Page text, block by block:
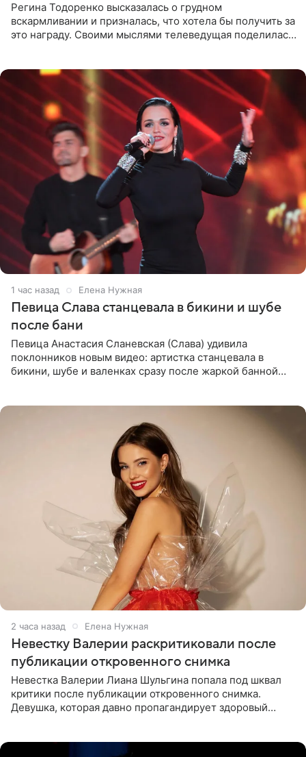
Регина Тодоренко высказалась о грудном
вскармливании и призналась, что хотела бы получить за
это награду. Своими мыслями телеведущая поделилась
1 час назад Елена Нужная
Певица Слава станцевала в бикини и шубе
после бани
Певица Анастасия Сланевская (Слава) удивила
поклонников новым видео: артистка станцевала в
бикини, шубе и валенках сразу после жаркой банной
2 часа назад Елена Нужная
Невестку Валерии раскритиковали после
публикации откровенного снимка
Невестка Валерии Лиана Шульгина попала под шквал
критики после публикации откровенного снимка.
Девушка, которая давно пропагандирует здоровый